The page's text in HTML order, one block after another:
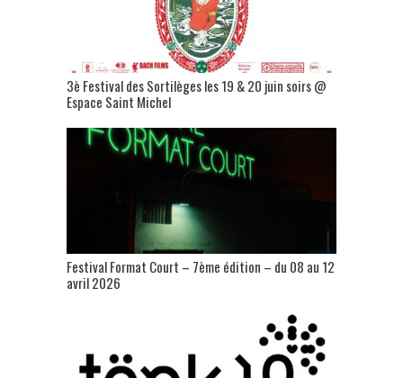
3è Festival des Sortilèges les 19 & 20 juin soirs @
Espace Saint Michel
Festival Format Court – 7ème édition – du 08 au 12
avril 2026